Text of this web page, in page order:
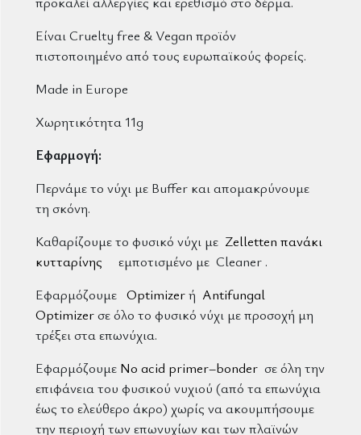
Είναι Cruelty free & Vegan προϊόν
πιστοποιημένο από τους ευρωπαϊκούς φορείς.
Made in Europe
Χωρητικότητα 11g
Εφαρμογή:
Περνάμε το νύχι με Buffer και απομακρύνουμε
τη σκόνη.
Καθαρίζουμε το φυσικό νύχι με Zelletten πανάκι
κυτταρίνης εμποτισμένο με Cleaner .
Εφαρμόζουμε Optimizerή Antifungal
Optimizerσε όλο το φυσικό νύχι με προσοχή μη
τρέξει στα επωνύχια.
Εφαρμόζουμε No acid primer–bonder σε όλη την
επιφάνεια του φυσικού νυχιού (από τα επωνύχια
έως το ελεύθερο άκρο) χωρίς να ακουμπήσουμε
την περιοχή των επωνυχίων και των πλαϊνών